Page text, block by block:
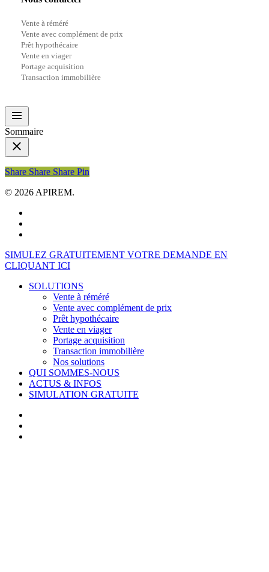
Vente à réméré
Vente avec complément de prix
Prêt hypothécaire
Vente en viager
Portage acquisition
Transaction immobilière
Sommaire
Share
Share Share Share Pin
© 2026 APIREM.
Close
Menu
SIMULEZ GRATUITEMENT VOTRE DEMANDE EN
CLIQUANT ICI
SOLUTIONS
Vente à réméré
Vente avec complément de prix
Prêt hypothécaire
Vente en viager
Portage acquisition
Transaction immobilière
Nos solutions
QUI SOMMES-NOUS
ACTUS & INFOS
SIMULATION GRATUITE